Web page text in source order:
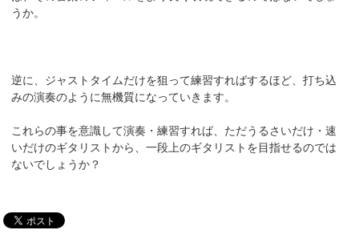
うか。
逆に、ジャストタイムだけを狙って練習すればするほど、打ち込
みの演奏のように無機質になっていきます。
これらの事を意識して演奏・練習すれば、ただうるさいだけ・速
いだけのギタリストから、一段上のギタリストを目指せるのでは
ないでしょうか？